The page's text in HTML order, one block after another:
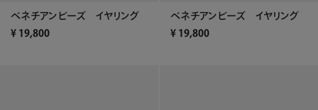
ベネチアンビーズ イヤリング
¥ 19,800
ベネチアンビーズ イヤリング
¥ 19,800